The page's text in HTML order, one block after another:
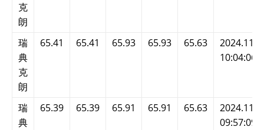
克
朗
瑞
典
克
朗
65.41 65.41 65.93 65.93 65.63
10:04:06
瑞
典
65.39 65.39 65.91 65.91 65.63
09:57:09